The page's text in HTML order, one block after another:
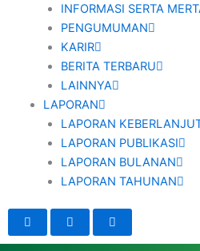
INFORMASI SERTA
PENGUMUMAN
KARIR
BERITA TERBARU
LAINNYA
LAPORAN
LAPORAN
LAPORAN PUBLIKASI
LAPORAN BULANAN
LAPORAN TAHUNAN